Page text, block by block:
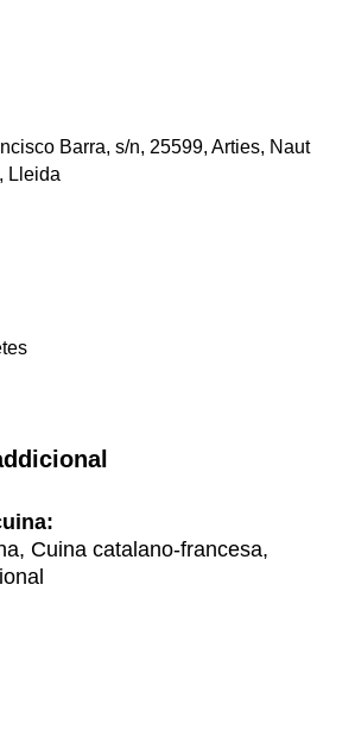
Barra, s/n, 25599, Arties, Naut
Lleida
Cuina catalano-francesa,